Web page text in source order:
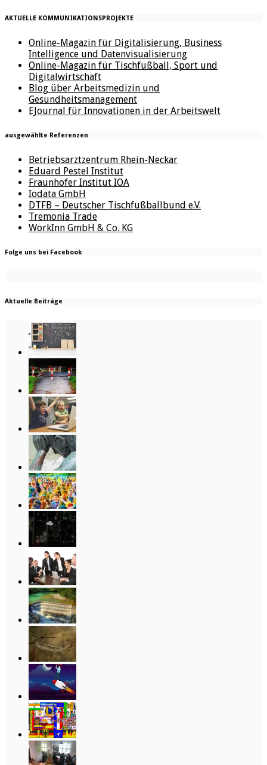
AKTUELLE KOMMUNIKATIONSPROJEKTE
Online-Magazin für Digitalisierung, Business
Intelligence und Datenvisualisierung
Online-Magazin für Tischfußball, Sport und
Digitalwirtschaft
Blog über Arbeitsmedizin und
Gesundheitsmanagement
EJournal für Innovationen in der Arbeitswelt
ausgewählte Referenzen
Betriebsarztzentrum Rhein-Neckar
Eduard Pestel Institut
Fraunhofer Institut IOA
Iodata GmbH
DTFB – Deutscher Tischfußballbund e.V.
Tremonia Trade
WorkInn GmbH & Co. KG
Folge uns bei Facebook
Aktuelle Beiträge